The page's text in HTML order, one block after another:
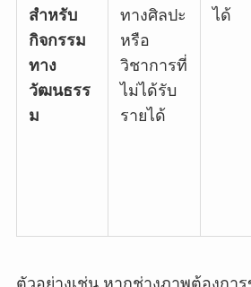
สำหรับ
กิจกรรม
ทาง
วัฒนธรร
ม
ทางศิลปะ
หรือ
วิชาการที่
ไม่ได้รับ
รายได้
ได้
ตัวอย่างเช่น หากช่างภาพต้องกา